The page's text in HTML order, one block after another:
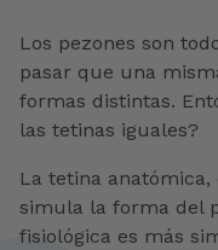
Los pezones son
pasar que una
formas distintas.
las tetinas iguales?
La tetina
simula la forma del
fisiológica es más